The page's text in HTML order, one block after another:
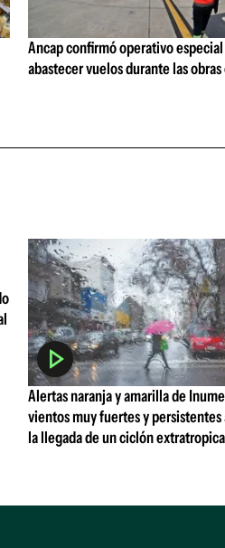
Ancap confirmó operativo especial
abastecer vuelos durante las obras
Alertas naranja y amarilla de
vientos muy fuertes y persistentes
la llegada de un ciclón